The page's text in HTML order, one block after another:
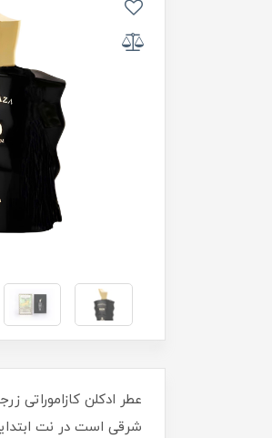
عطر ادکلن کازاموراتی
شرقی است در نت